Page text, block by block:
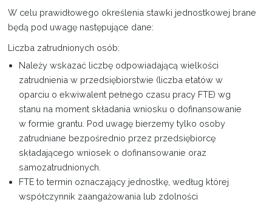
W celu prawidłowego określenia stawki jednostkowej brane
będą pod uwagę następujące dane:
Liczba zatrudnionych osób:
Należy wskazać liczbę odpowiadającą wielkości
zatrudnienia w przedsiębiorstwie (liczba etatów w
oparciu o ekwiwalent pełnego czasu pracy FTE) wg
stanu na moment składania wniosku o dofinansowanie
w formie grantu. Pod uwagę bierzemy tylko osoby
zatrudniane bezpośrednio przez przedsiębiorcę
składającego wniosek o dofinansowanie oraz
samozatrudnionych.
FTE to termin oznaczający jednostkę, według której
współczynnik zaangażowania lub zdolności